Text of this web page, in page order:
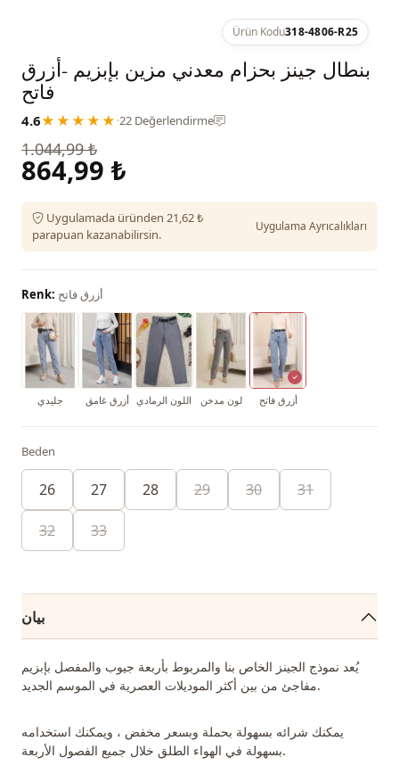
Ürün Kodu318-4806-R25
بنطال جينز بحزام معدني مزين بإبزيم -أزرق
فاتح
4.6★★★★★ ·22 Değerlendirme
1.044,99 ₺
864,99 ₺
Uygulamada üründen 21,62 ₺
parapuan kazanabilirsin.
Uygulama Ayrıcalıkları
Renk: أزرق فاتح
جليدي أزرق غامق اللون الرمادي لون مدخن أزرق فاتح
Beden
26 27 28 29 30 31
32 33
بيان
يُعد نموذج الجينز الخاص بنا والمربوط بأربعة جيوب والمفصل بإبزيم
مفاجئ من بين أكثر الموديلات العصرية في الموسم الجديد.
يمكنك شرائه بسهولة بحملة وبسعر مخفض ، ويمكنك استخدامه
بسهولة في الهواء الطلق خلال جميع الفصول الأربعة.